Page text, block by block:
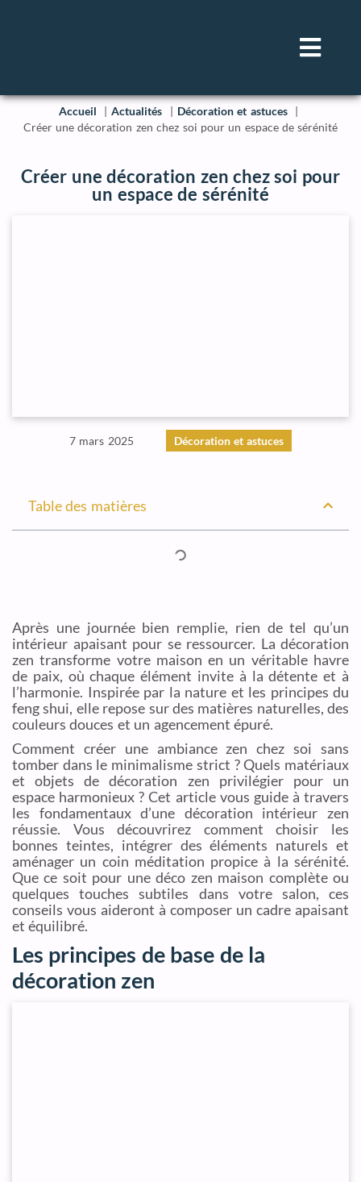
Accueil Actualités
Décoration et astuces
Créer une décoration zen chez soi pour un espace de sérénité
Créer une décoration zen chez soi pour
un espace de sérénité
7 mars 2025 Décoration et astuces
Table des matières
Après une journée bien remplie, rien de tel qu’un
intérieur apaisant pour se ressourcer. La décoration
zen transforme votre maison en un véritable havre
de paix, où chaque élément invite à la détente et à
l’harmonie. Inspirée par la nature et les principes du
feng shui, elle repose sur des matières naturelles, des
couleurs douces et un agencement épuré.
Comment créer une ambiance zen chez soi sans
tomber dans le minimalisme strict ? Quels matériaux
et objets de décoration zen privilégier pour un
espace harmonieux ? Cet article vous guide à travers
les fondamentaux d’une décoration intérieur zen
réussie. Vous découvrirez comment choisir les
bonnes teintes, intégrer des éléments naturels et
aménager un coin méditation propice à la sérénité.
Que ce soit pour une déco zen maison complète ou
quelques touches subtiles dans votre salon, ces
conseils vous aideront à composer un cadre apaisant
et équilibré.
Les principes de base de la
décoration zen